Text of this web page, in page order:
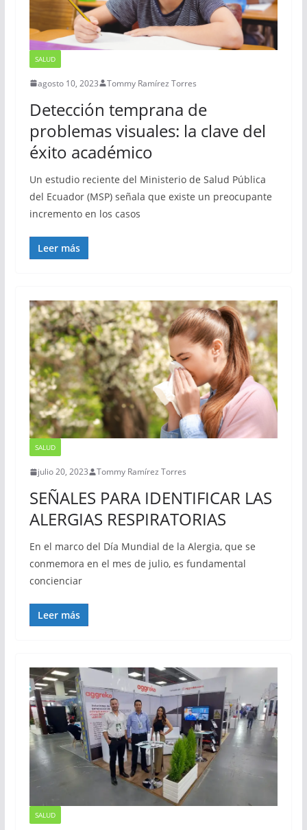
SALUD
agosto 10, 2023 Tommy Ramírez Torres
Detección temprana de
problemas visuales: la clave del
éxito académico
Un estudio reciente del Ministerio de Salud Pública
del Ecuador (MSP) señala que existe un preocupante
incremento en los casos
Leer más
SALUD
julio 20, 2023 Tommy Ramírez Torres
SEÑALES PARA IDENTIFICAR LAS
ALERGIAS RESPIRATORIAS
En el marco del Día Mundial de la Alergia, que se
conmemora en el mes de julio, es fundamental
concienciar
Leer más
SALUD